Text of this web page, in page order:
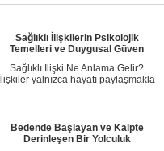
Sağlıklı İlişkilerin Psikolojik
Temelleri ve Duygusal Güven
Sağlıklı İlişki Ne Anlama Gelir?
İlişkiler yalnızca hayatı paylaşmakla
Bedende Başlayan ve Kalpte
Derinleşen Bir Yolculuk